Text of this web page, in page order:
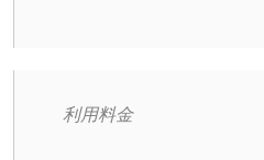
利用料金